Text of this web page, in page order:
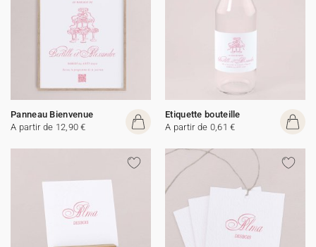
Panneau Bienvenue
A partir de 12,90 €
Etiquette bouteille
A partir de 0,61 €